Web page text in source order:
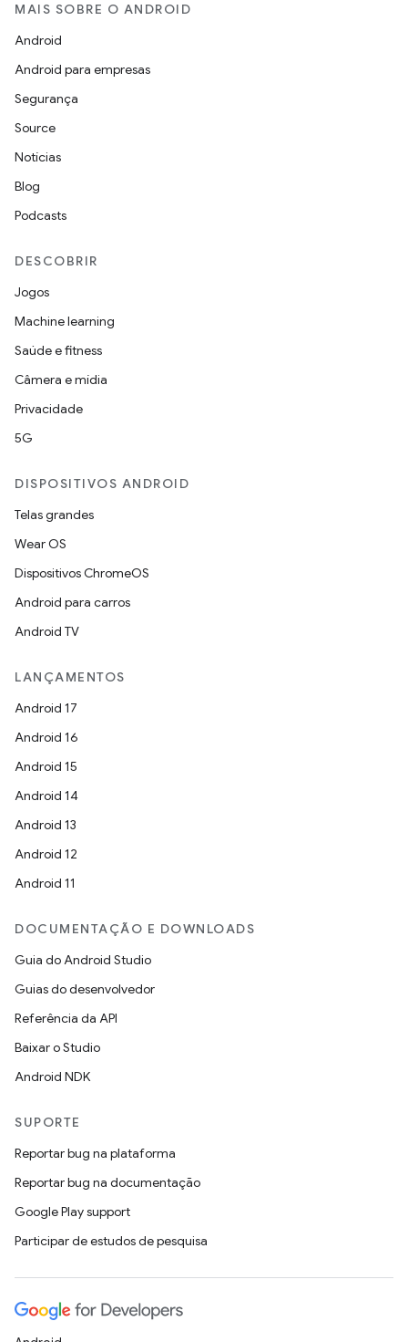
MAIS SOBRE O ANDROID
Android
Android para empresas
Segurança
Source
Notícias
Blog
Podcasts
DESCOBRIR
Jogos
Machine learning
Saúde e fitness
Câmera e mídia
Privacidade
5G
DISPOSITIVOS ANDROID
Telas grandes
Wear OS
Dispositivos ChromeOS
Android para carros
Android TV
LANÇAMENTOS
Android 17
Android 16
Android 15
Android 14
Android 13
Android 12
Android 11
DOCUMENTAÇÃO E DOWNLOADS
Guia do Android Studio
Guias do desenvolvedor
Referência da API
Baixar o Studio
Android NDK
SUPORTE
Reportar bug na plataforma
Reportar bug na documentação
Google Play support
Participar de estudos de pesquisa